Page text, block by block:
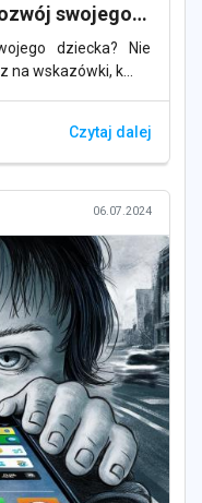
Jak mądrze stymulować rozwój swojego dziecka?
dziecka? Nie
na wskazówki, k...
Czytaj dalej
06.07.2024